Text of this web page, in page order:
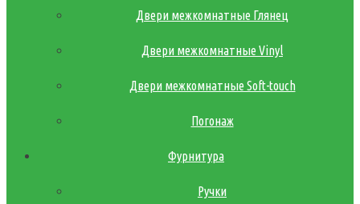
Двери межкомнатные Глянец
Двери межкомнатные Vinyl
Двери межкомнатные Soft-touch
Погонаж
Фурнитура
Ручки